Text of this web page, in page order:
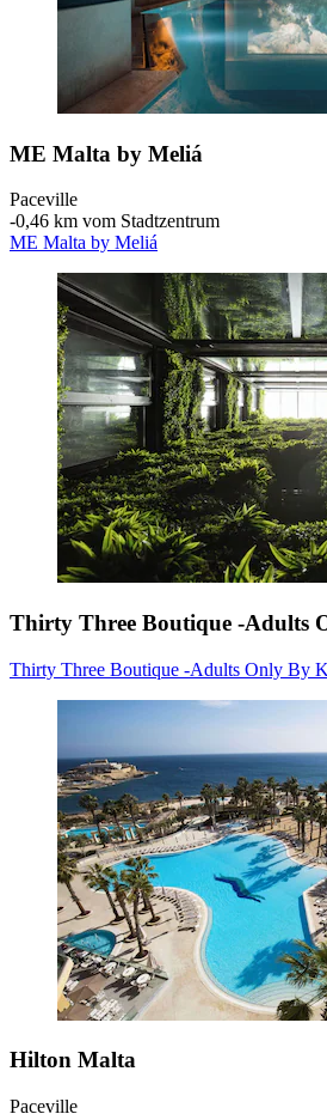
ME Malta by Meliá
Paceville
‐0,46 km vom Stadtzentrum
ME Malta by Meliá
Thirty Three Boutique -Adults
Thirty Three Boutique -Adults Only By
Hilton Malta
Paceville